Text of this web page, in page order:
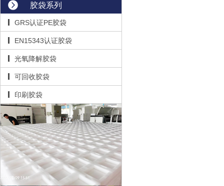
胶袋系列
GRS认证PE胶袋
EN15343认证胶袋
光氧降解胶袋
可回收胶袋
印刷胶袋